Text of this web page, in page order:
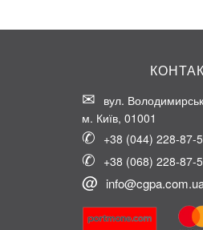
вул.
м. Київ, 01001
+38 (044) 228-87-
+38 (068) 228-87-